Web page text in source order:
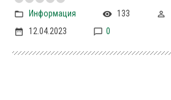
Информация 133
12.04.2023
0